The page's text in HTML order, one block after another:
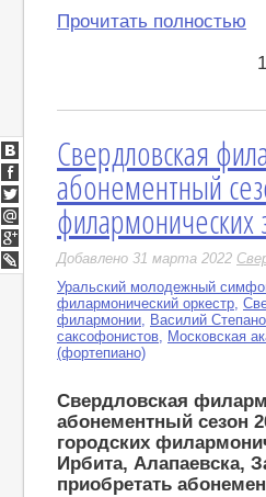
Прочитать полностью
Свердловская
абонементный
филармонических
Добавлено 31 марта 2022
Уральский молодежный
филармонический оркестр,
филармонии, Василий
саксофонистов, Московская
(фортепиано)
Свердловская
абонементный сезон
городских
Ирбита, Алапаевска,
приобретать
ВКонтакте
Facebook
Twitter
Мой
Мир
Google+
LiveJournal